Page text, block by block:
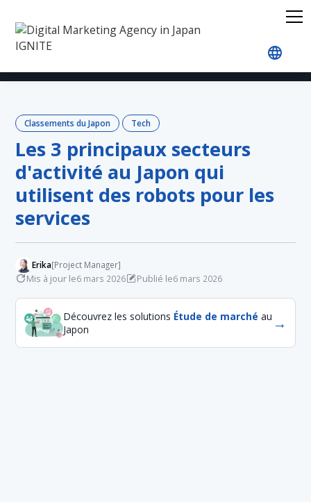
Les 3
Classements du Japon Tech
Les 3 principaux secteurs
d'activité au Japon qui
utilisent des robots pour les
services
Erika[Project Manager]
Mis à jour le6 mars 2026 Publié le6 mars 2026
Découvrez les solutions Étude de marché au
Japon
→